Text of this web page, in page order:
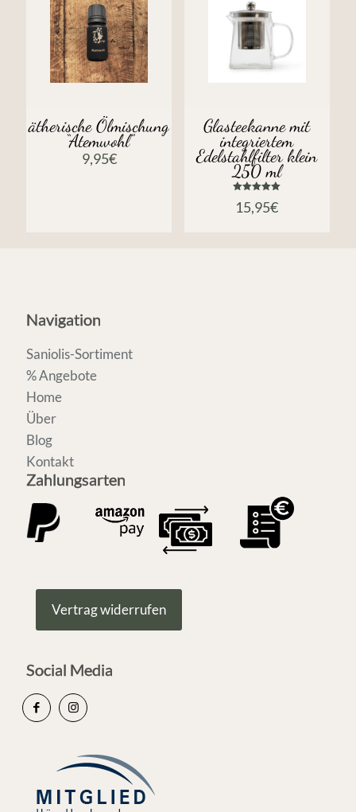
ätherische Ölmischung
“Atemwohl”
9,95€
Glasteekanne mit
integriertem
Edelstahlfilter klein
250 ml
mit
5.00
15,95€
Navigation
Saniolis-Sortiment
% Angebote
Home
Über
Blog
Kontakt
Zahlungsarten
Vertrag widerrufen
Social Media